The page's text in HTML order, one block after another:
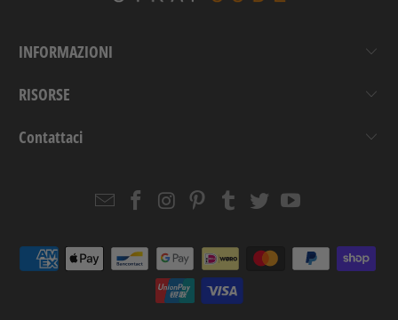
INFORMAZIONI
RISORSE
Contattaci
EmailStrapcode
Facebook
Strapcode
Instagram
Strapcode
Pinterest
Strapcode
Tumblr
Strapcode
TwitterYouTube